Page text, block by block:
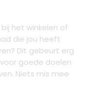
het winkelen of
die jou heeft
Dit gebeurt erg
goede doelen
Niets mis mee